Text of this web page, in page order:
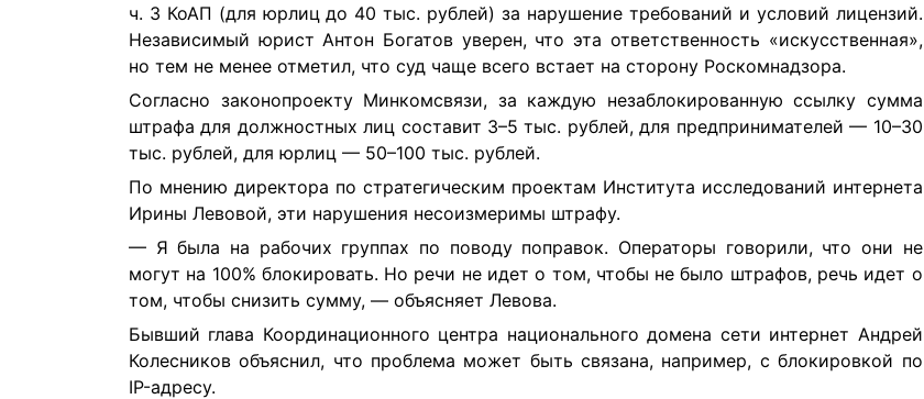
ч. 3 КоАП (для юрлиц до 40 тыс. рублей) за нарушение требований и условий лицензий.
Независимый юрист Антон Богатов уверен, что эта ответственность «искусственная»,
но тем не менее отметил, что суд чаще всего встает на сторону Роскомнадзора.
Согласно законопроекту Минкомсвязи, за каждую незаблокированную ссылку сумма
штрафа для должностных лиц составит 3–5 тыс. рублей, для предпринимателей — 10–30
тыс. рублей, для юрлиц — 50–100 тыс. рублей.
По мнению директора по стратегическим проектам Института исследований интернета
Ирины Левовой, эти нарушения несоизмеримы штрафу.
— Я была на рабочих группах по поводу поправок. Операторы говорили, что они не
могут на 100% блокировать. Но речи не идет о том, чтобы не было штрафов, речь идет о
том, чтобы снизить сумму, — объясняет Левова.
Бывший глава Координационного центра национального домена сети интернет Андрей
Колесников объяснил, что проблема может быть связана, например, с блокировкой по
IP-адресу.